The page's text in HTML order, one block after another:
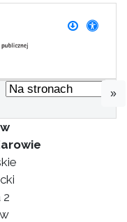
»
2